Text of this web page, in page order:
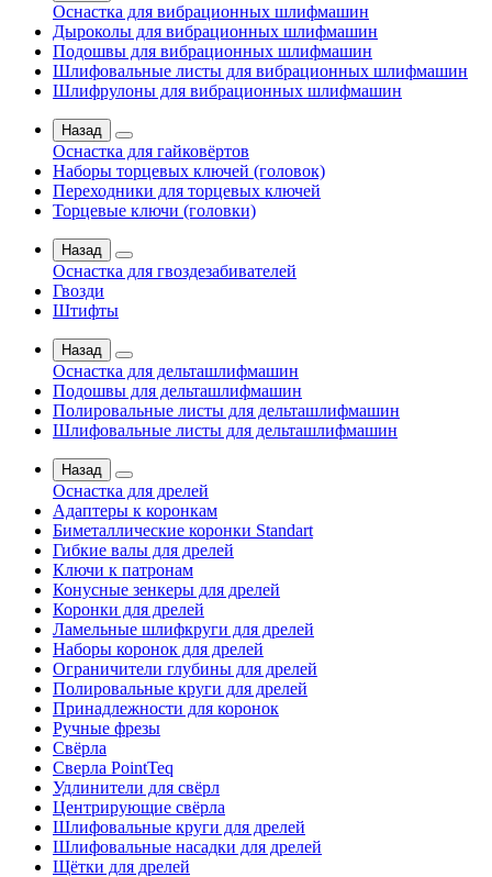
Оснастка для вибрационных шлифмашин
Дыроколы для вибрационных шлифмашин
Подошвы для вибрационных шлифмашин
Шлифовальные листы для вибрационных шлифмашин
Шлифрулоны для вибрационных шлифмашин
Назад
Оснастка для гайковёртов
Наборы торцевых ключей (головок)
Переходники для торцевых ключей
Торцевые ключи (головки)
Назад
Оснастка для гвоздезабивателей
Гвозди
Штифты
Назад
Оснастка для дельташлифмашин
Подошвы для дельташлифмашин
Полировальные листы для дельташлифмашин
Шлифовальные листы для дельташлифмашин
Назад
Оснастка для дрелей
Адаптеры к коронкам
Биметаллические коронки Standart
Гибкие валы для дрелей
Ключи к патронам
Конусные зенкеры для дрелей
Коронки для дрелей
Ламельные шлифкруги для дрелей
Наборы коронок для дрелей
Ограничители глубины для дрелей
Полировальные круги для дрелей
Принадлежности для коронок
Ручные фрезы
Свёрла
Сверла PointTeq
Удлинители для свёрл
Центрирующие свёрла
Шлифовальные круги для дрелей
Шлифовальные насадки для дрелей
Щётки для дрелей